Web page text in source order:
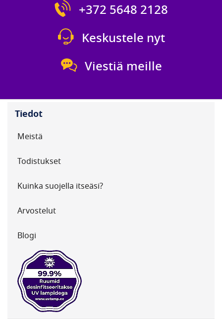
+372 5648 2128
Keskustele nyt
Viestiä meille
Tiedot
Meistä
Todistukset
Kuinka suojella itseäsi?
Arvostelut
Blogi